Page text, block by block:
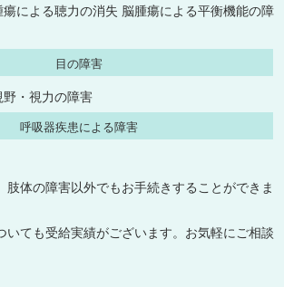
による聴力の消失 脳腫瘍による平衡機能の障
目の障害
・視力の障害
呼吸器疾患による障害
肢体の障害以外でもお手続きすることができま
いても受給実績がございます。お気軽にご相談